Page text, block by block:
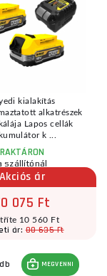
kialakítás
alkatrészek
Lapos cellák
k ...
RAKTÁRON
szállítónál
Akciós ár
075 Ft
10 560 Ft
ár:80 635 Ft
db MEGVENNI